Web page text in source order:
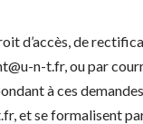
d’accès, de
n-t.fr, ou par
à ces
et se formalisent